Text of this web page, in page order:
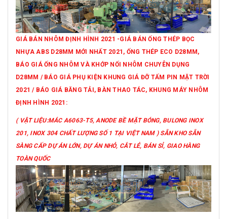
GIÁ BÁN NHÔM ĐỊNH HÌNH 2021 -GIÁ BÁN ỐNG THÉP BỌC
NHỰA ABS D28MM MỚI NHẤT 2021, ỐNG THÉP ECO D28MM,
BÁO GIÁ ỐNG NHÔM VÀ KHỚP NỐI NHÔM CHUYÊN DỤNG
D28MM / BÁO GIÁ PHỤ KIỆN KHUNG GIÁ ĐỠ TẤM PIN MẶT TRỜI
2021 / BÁO GIÁ BĂNG TẢI, BÀN THAO TÁC, KHUNG MÁY NHÔM
ĐỊNH HÌNH 2021:
( VẬT LIỆU:MÁC A6063-T5, ANODE BỀ MẶT BÓNG, BULONG INOX
201, INOX 304 CHẤT LƯỢNG SỐ 1 TẠI VIỆT NAM ) SẴN KHO SẴN
SÀNG CẤP DỰ ÁN LỚN, DỰ ÁN NHỎ, CẮT LẺ, BÁN SỈ, GIAO HÀNG
TOÀN QUỐC